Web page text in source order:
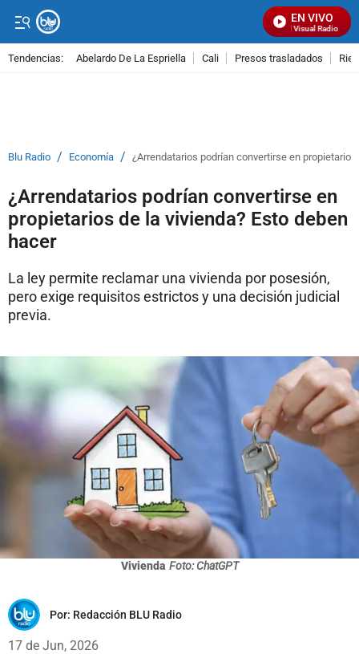
EN VIVO
Señal Visual Radio
Tendencias: Abelardo De La Espriella Cali Presos trasladados
Blu Radio / Economía / ¿Arrendatarios podrían convertirse en
¿Arrendatarios podrían convertirse en
propietarios de la vivienda? Esto deben
hacer
La ley permite reclamar una vivienda por posesión,
pero exige requisitos estrictos y una decisión judicial
previa.
Vivienda Foto: ChatGPT
Por: Redacción BLU Radio
17 de Jun, 2026